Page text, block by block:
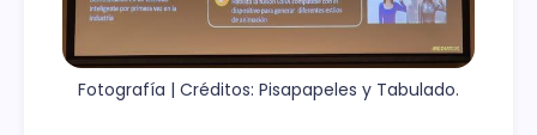
Fotografía | Créditos: Pisapapeles y Tabulado.